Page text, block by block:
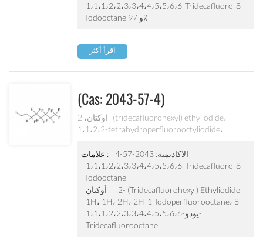
1،1،1،2،2،3،3،4،4،5،5،6،6-Tridecafluoro-8-
Iodooctane و 97٪
اقرأ أكثر
(cas: 2043-57-4)
1،1،1،2،2،3،3،4،4،5،5،6،6-
Tridecafluoro-8-Iodooctane
اوكتان، 2- (tridecafluorohexyl) ethyliodide،
1،1،2،2-tetrahydroperfluorooctyliodide،
iodooctane ، 97٪، 1H، 1H، 2H، 2H-1-
iodoperfluorooctane، 8-
يودو-1،1،1،2،2،3،3،4،4،5،5،6،6-
tridecafluorooctane
علامات :
الاكاديمية: 2043-57-4
1،1،1،2،2،3،3،4،4،5،5،6،6-Tridecafluoro-8-
Iodooctane
أوكتان
2- (tridecafluorohexyl) Ethyliodide
1H، 1H، 2H، 2H-1-Iodoperfluorooctane، 8-
يودو-1،1،1،2،2،3،3،4،4،5،5،6،6-
Tridecafluorooctane